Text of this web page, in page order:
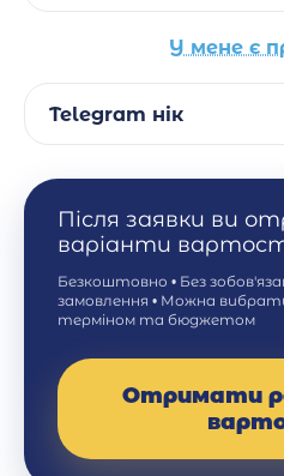
У мене є
Telegram нік
Після заявки ви
варіанти
Безкоштовно • Без
замовлення • Можна
терміном та бюджетом
Отримати